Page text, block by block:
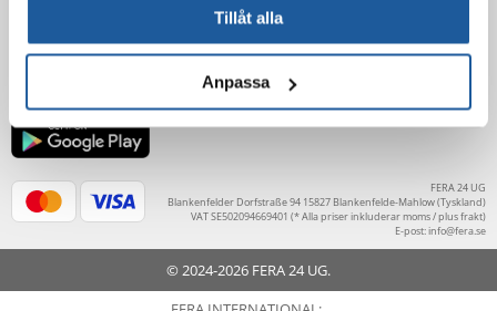
Tillåt alla
Anpassa
FERA 24 UG
Blankenfelder Dorfstraße 94 15827 Blankenfelde-Mahlow (Tyskland)
VAT SE502094669401 (* Alla priser inkluderar moms / plus frakt)
E-post:info@fera.se
© 2024-2026 FERA 24 UG.